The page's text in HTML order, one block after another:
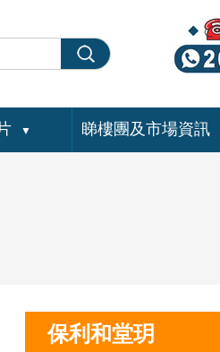
▼ 睇樓團及市場資訊
保利和堂玥